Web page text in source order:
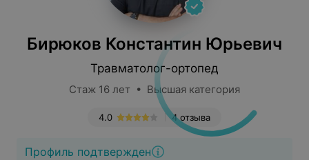
Бирюков Константин Юрьевич
Травматолог-ортопед
Стаж 16 лет • Высшая категория
4 отзыва
4.0
Профиль подтвержден